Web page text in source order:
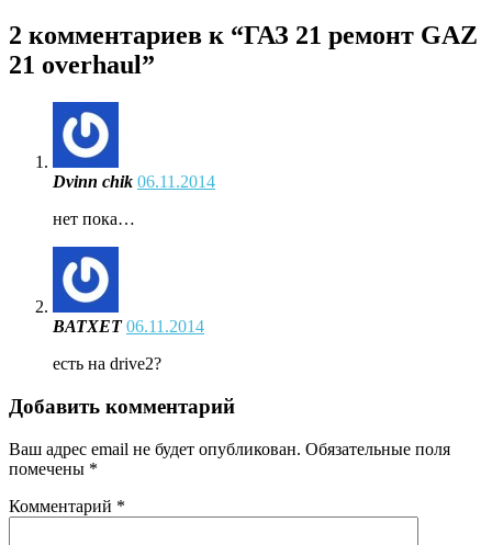
2 комментариев к “ГАЗ 21 ремонт GAZ
21 overhaul”
Dvinn chik 06.11.2014
нет пока…
BATXET 06.11.2014
есть на drive2?
Добавить комментарий
Ваш адрес email не будет опубликован. Обязательные поля
помечены *
Комментарий *